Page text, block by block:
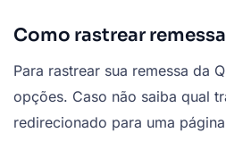
Como rastrear
Para rastrear sua remessa da
opções. Caso não saiba qual
redirecionado para uma